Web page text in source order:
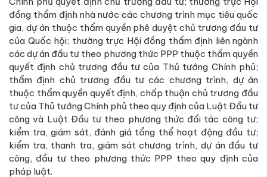
đồng thẩm định nhà nước các chương trình mục tiêu quốc
gia, dự án thuộc thẩm quyền phê duyệt chủ trương đầu tư
của Quốc hội; thường trực Hội đồng thẩm định liên ngành
các dự án đầu tư theo phương thức PPP thuộc thẩm quyền
quyết định chủ trương đầu tư của Thủ tướng Chính phủ;
thẩm định chủ trương đầu tư các chương trình, dự án
thuộc thẩm quyền quyết định, chấp thuận chủ trương đầu
tư của Thủ tướng Chính phủ theo quy định của Luật Đầu tư
công và Luật Đầu tư theo phương thức đối tác công tư;
kiểm tra, giám sát, đánh giá tổng thể hoạt động đầu tư;
kiểm tra, thanh tra, giám sát chương trình, dự án đầu tư
công, đầu tư theo phương thức PPP theo quy định của
pháp luật.